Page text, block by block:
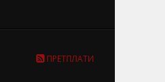
ПРЕТПЛАТИ